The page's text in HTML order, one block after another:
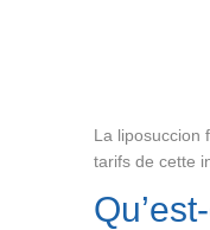
La liposuccion
tarifs de cette